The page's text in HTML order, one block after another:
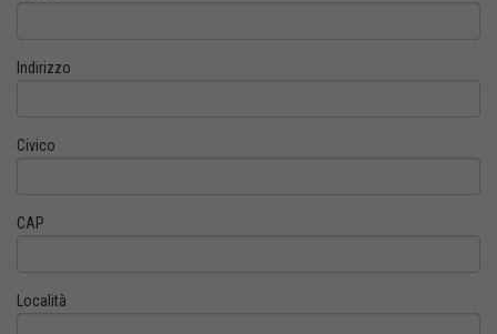
Indirizzo
Civico
CAP
Località